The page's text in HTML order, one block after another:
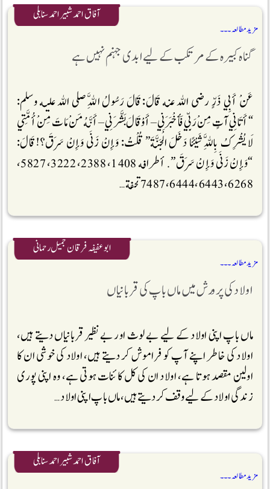
آفاق احمد شبیر احمد سنابلی
گناہ کبیرہ کے مرتکب کے لیے ابدی جہنم نہیں ہے
عَنْ أَبِي ذَرٍّ رضى الله عنه قَالَ: قَالَ رَسُولُ اللَّهِ صلى الله عليه وسلم:
“أَتَانِي آتٍ مِنْ رَبِّي فَأَخْبَرَنِي – أَوْ قَالَ بَشَّرَنِي – أَنَّهُ مَنْ مَاتَ مِنْ أُمَّتِي
لَا يُشْرِكُ بِاللَّهِ شَيْئًا دَخَلَ الْجَنَّةَ” قُلْتُ: وَإِنْ زَنَى وَإِنْ سَرَقَ؟! قَالَ:
“وَإِنْ زَنَى وَإِنْ سَرَقَ”. أطرافه 1408، 2388، 3222، 5827،
6268، 6443، 6444، 7487 تحفة …
مزید مطالعہ ۔۔۔
ابو عفیفہ فرقان جمیل رحمانی
اولاد کی پرورش میں ماں باپ کی قربانیاں
ماں باپ اپنی اولاد کے لیے بے لوث اور بے نظیر قربانیاں دیتے ہیں،
اولاد کی خاطر اپنے آپ کو فراموش کر دیتے ہیں، اولاد کی خوشی ان کا
اولین مقصد ہوتا ہے، اولاد ان کی کل کائنات ہوتی ہے، وہ اپنی پوری
زندگی اولاد کے لیے وقف کر دیتے ہیں، ماں باپ اپنی اولاد …
مزید مطالعہ ۔۔۔
آفاق احمد شبیر احمد سنابلی
مزید مطالعہ ۔۔۔